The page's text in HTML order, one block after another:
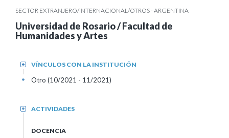
SECTOR EXTRANJERO/INTERNACIONAL/OTROS - ARGENTINA
Universidad de Rosario / Facultad de
Humanidades y Artes
VÍNCULOS CON LA INSTITUCIÓN
+
Otro (10/2021 - 11/2021)
+
ACTIVIDADES
+
DOCENCIA